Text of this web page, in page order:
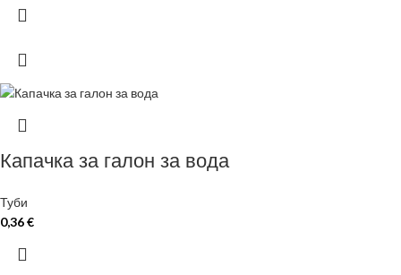
Капачка за галон за вода
Туби
0,36€